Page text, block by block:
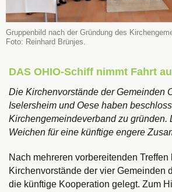
Gruppenbild nach der Gründung des
Foto: Reinhard Brünjes.
DAS OHIO-Schiff nimmt Fahrt
Die Kirchenvorstände der Gemeinden
Iselersheim und Oese haben
Kirchengemeindeverband zu gründen.
Weichen für eine künftige engere
Nach mehreren vorbereitenden Treffen
Kirchenvorstände der vier Gemeinden
die künftige Kooperation gelegt. Zum